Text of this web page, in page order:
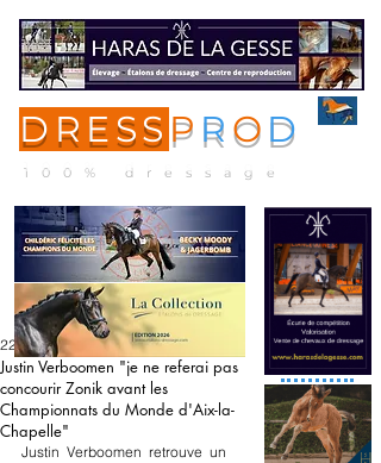
DRESS P R O D
100% dressage
Justin Verboomen "je ne referai pas
concourir Zonik avant les
Championnats du Monde d'Aix-la-
Chapelle"
22 mai
Justin Verboomen retrouve un